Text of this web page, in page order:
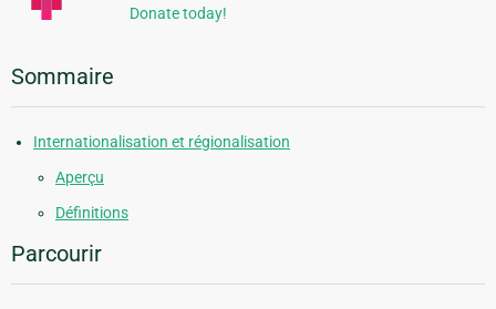
Donate today!
Sommaire
Internationalisation et régionalisation
Aperçu
Définitions
Parcourir